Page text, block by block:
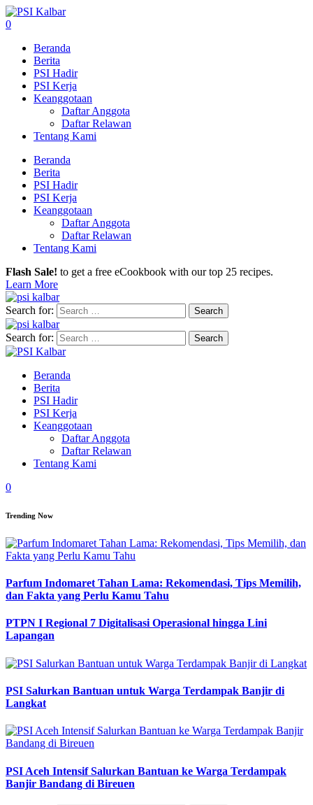
0
Beranda
Berita
PSI Hadir
PSI Kerja
Keanggotaan
Daftar Anggota
Daftar Relawan
Tentang Kami
Beranda
Berita
PSI Hadir
PSI Kerja
Keanggotaan
Daftar Anggota
Daftar Relawan
Tentang Kami
Flash Sale! to get a free eCookbook with our top 25 recipes.
Learn More
Search for:
Search for:
Beranda
Berita
PSI Hadir
PSI Kerja
Keanggotaan
Daftar Anggota
Daftar Relawan
Tentang Kami
0
Trending Now
Parfum Indomaret Tahan Lama: Rekomendasi, Tips Memilih,
dan Fakta yang Perlu Kamu Tahu
PTPN I Regional 7 Digitalisasi Operasional hingga Lini
Lapangan
PSI Salurkan Bantuan untuk Warga Terdampak Banjir di
Langkat
PSI Aceh Intensif Salurkan Bantuan ke Warga Terdampak
Banjir Bandang di Bireuen